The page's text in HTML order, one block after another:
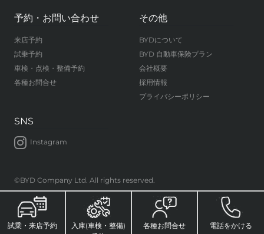
試乗・来店予約
入庫(車検・整備)
各種お問合せ 電話をかける
予約・お問い合わせ
来店予約
試乗予約
車検・点検・整備予約
各種お問合せ
その他
BYDについて
BYD 自動車保険プラン
会社概要
採用情報
プライバシーポリシー
SNS
Instagram
©BYD Company Ltd. All rights reserved.